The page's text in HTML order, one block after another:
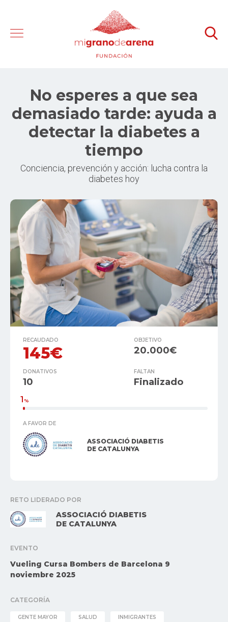
No esperes a que sea
demasiado tarde: ayuda a
detectar la diabetes a
tiempo
Conciencia, prevención y acción: lucha contra la
diabetes hoy
RECAUDADO
145€
OBJETIVO
20.000€
DONATIVOS
10
FALTAN
Finalizado
1%
A FAVOR DE
ASSOCIACIÓ DIABETIS
DE CATALUNYA
RETO LIDERADO POR
ASSOCIACIÓ DIABETIS
DE CATALUNYA
EVENTO
Vueling Cursa Bombers de Barcelona 9
noviembre 2025
CATEGORÍA
GENTE MAYOR SALUD INMIGRANTES